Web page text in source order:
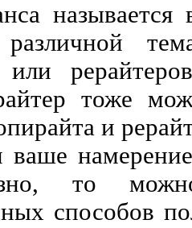
называется
или
тоже
и
ваше
то
способов